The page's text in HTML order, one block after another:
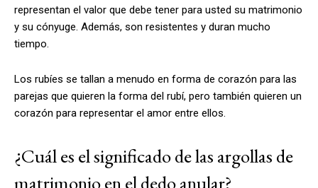
representan el valor que debe tener para usted su matrimonio
y su cónyuge. Además, son resistentes y duran mucho
tiempo.
Los rubíes se tallan a menudo en forma de corazón para las
parejas que quieren la forma del rubí, pero también quieren un
corazón para representar el amor entre ellos.
¿Cuál es el significado de las argollas de
matrimonio en el dedo anular?